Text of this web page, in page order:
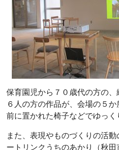
保育園児から７０歳代の方の
６人の方の作品が、会場の５
前に置かれた椅子などでゆっく
また、表現やものづくりの活
ートリンクうちのあかり（秋田